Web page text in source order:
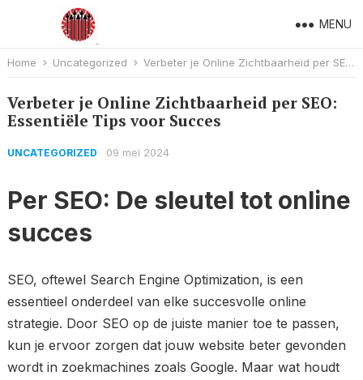
MENU
Home Uncategorized Verbeter je Online Zichtbaarheid per SEO: Essentiële Tips voor Succes
Verbeter je Online Zichtbaarheid per SEO:
Essentiële Tips voor Succes
UNCATEGORIZED 09 mei 2024
Per SEO: De sleutel tot online
succes
SEO, oftewel Search Engine Optimization, is een
essentieel onderdeel van elke succesvolle online
strategie. Door SEO op de juiste manier toe te passen,
kun je ervoor zorgen dat jouw website beter gevonden
wordt in zoekmachines zoals Google. Maar wat houdt